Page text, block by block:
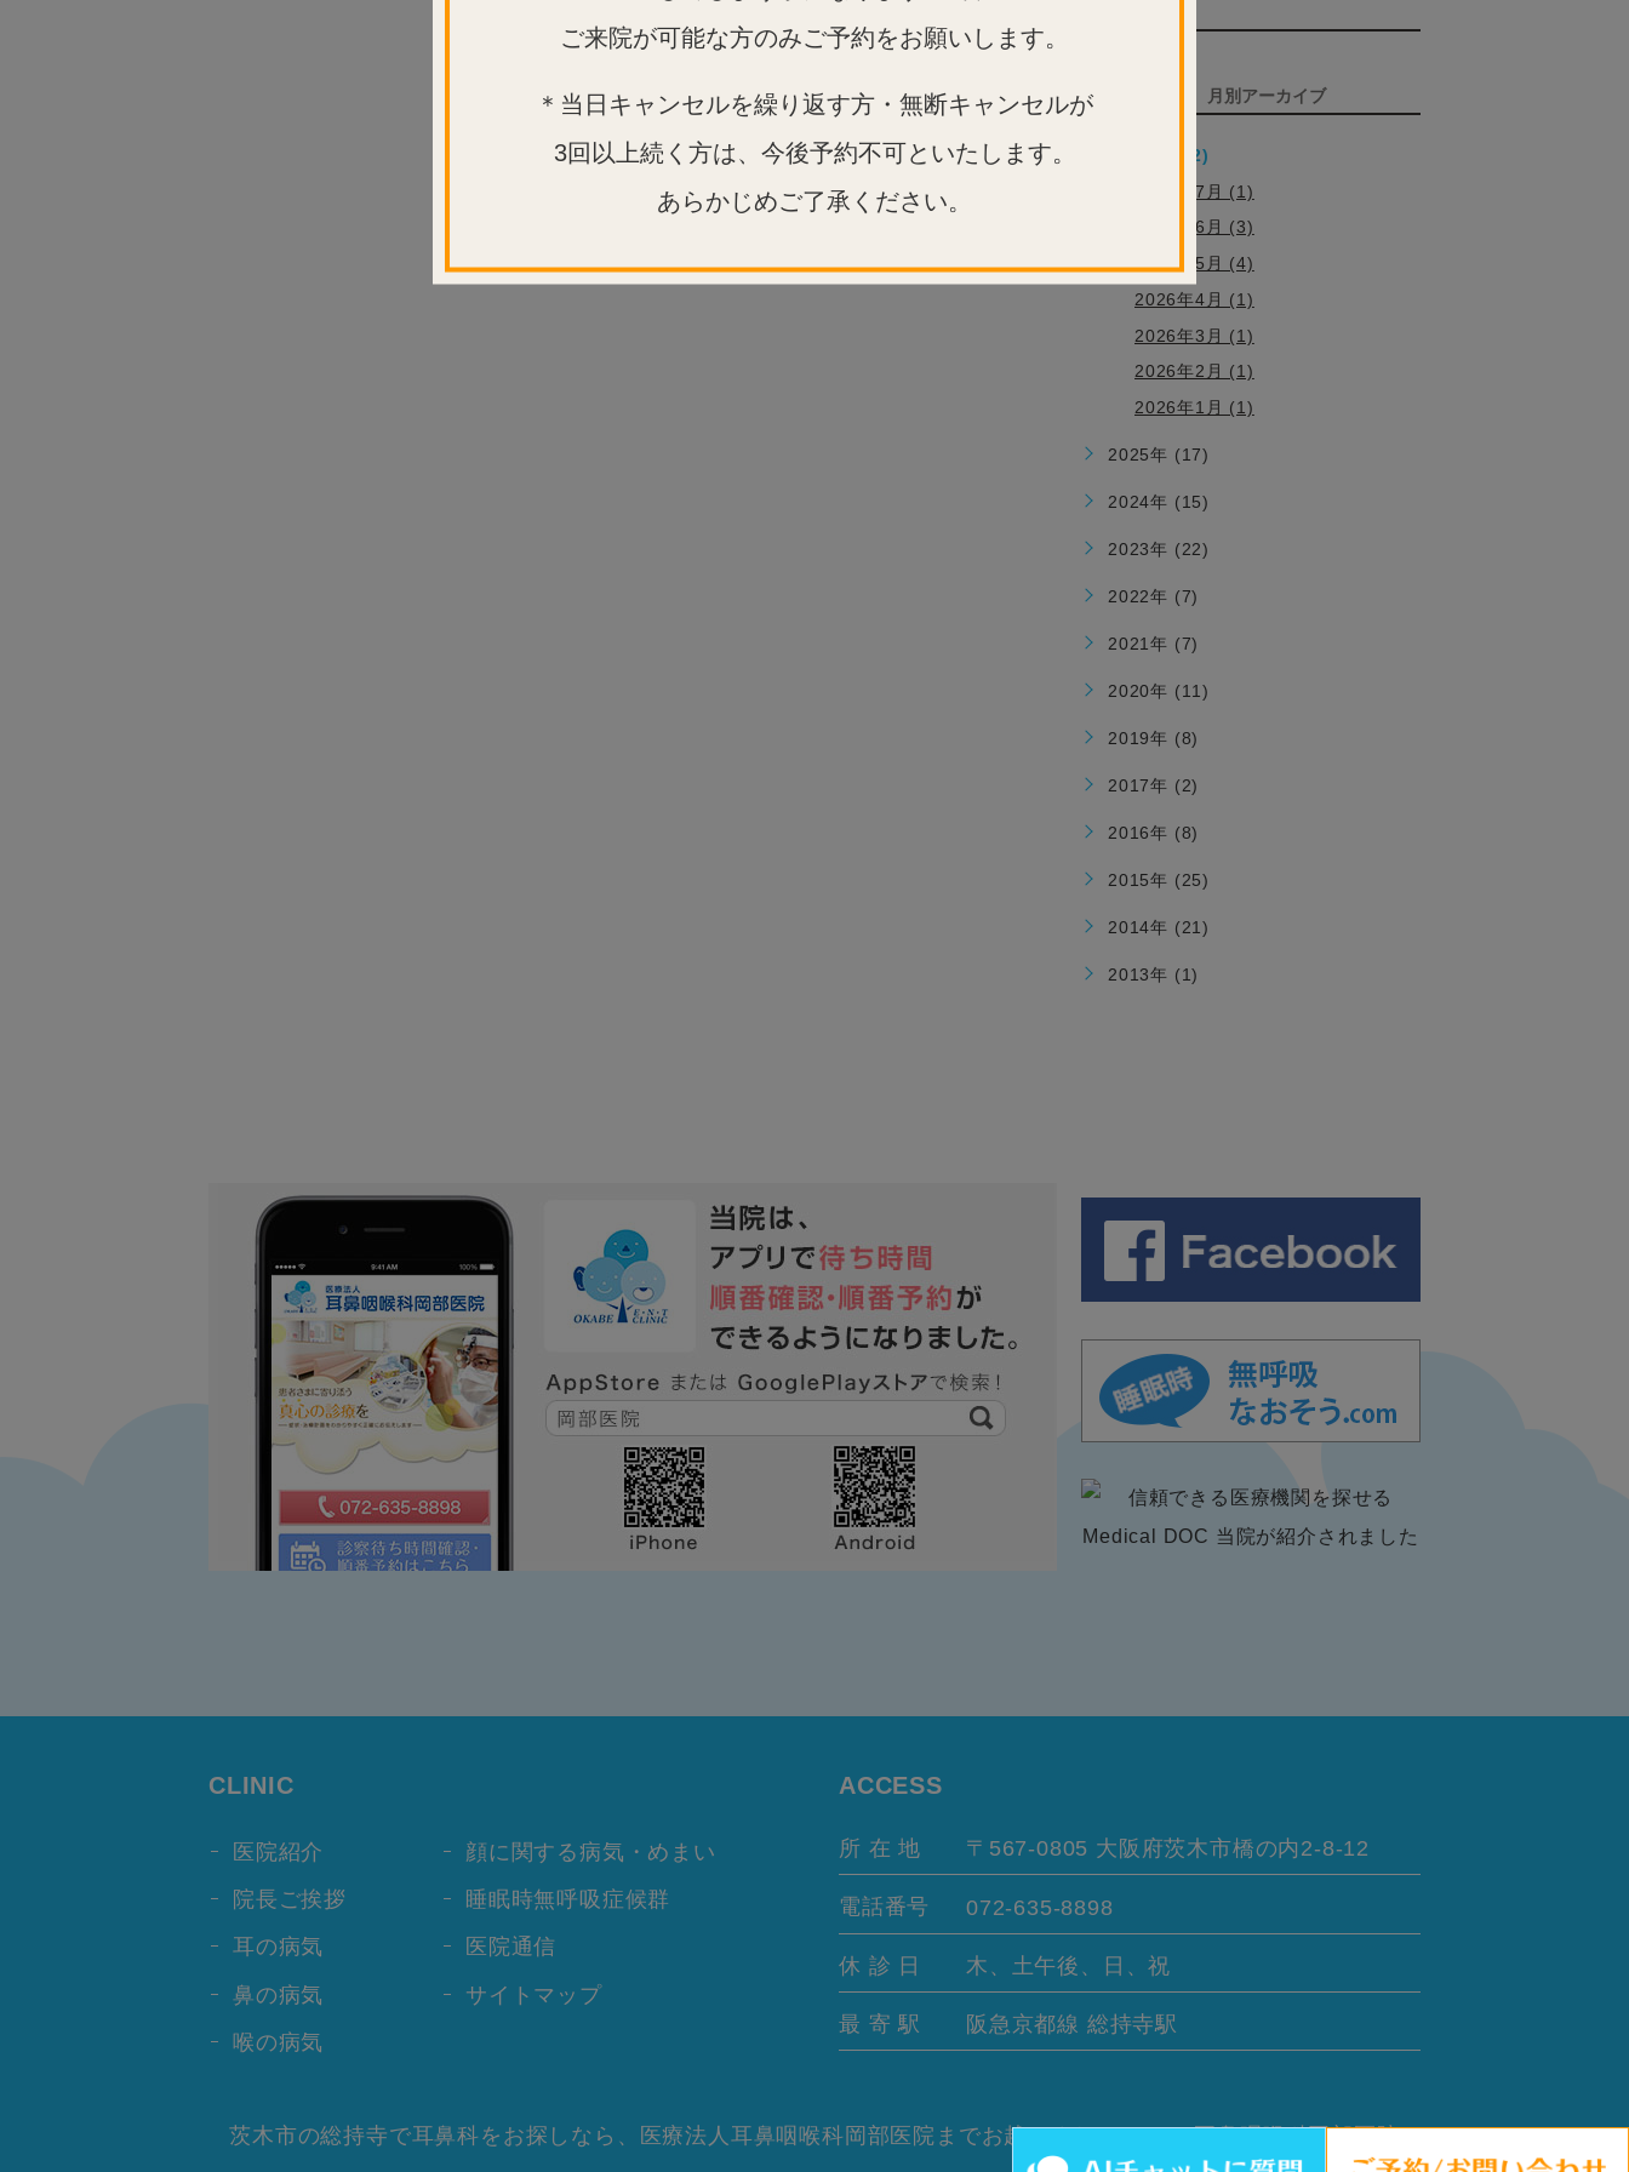
ご来院が可能な方のみご予約をお願いします。
＊当日キャンセルを繰り返す方・無断キャンセルが
3回以上続く方は、今後予約不可といたします。
あらかじめご了承ください。
ARCHIVE 月別アーカイブ
2026年 (12)
2026年7月 (1)
2026年6月 (3)
2026年5月 (4)
2026年4月 (1)
2026年3月 (1)
2026年2月 (1)
2026年1月 (1)
2025年 (17)
2024年 (15)
2023年 (22)
2022年 (7)
2021年 (7)
2020年 (11)
2019年 (8)
2017年 (2)
2016年 (8)
2015年 (25)
2014年 (21)
2013年 (1)
CLINIC
医院紹介
院長ご挨拶
耳の病気
鼻の病気
喉の病気
顔に関する病気・めまい
睡眠時無呼吸症候群
医院通信
サイトマップ
ACCESS
所 在 地 〒567-0805 大阪府茨木市橋の内 2-8-12
電話番号 072-635-8898
休 診 日 木、土午後、日、祝
最 寄 駅 阪急京都線 総持寺駅
茨木市の総持寺で耳鼻科をお探しなら、医療法人耳鼻咽喉科岡部医院までお越しください。 © 耳鼻咽喉科岡部医院